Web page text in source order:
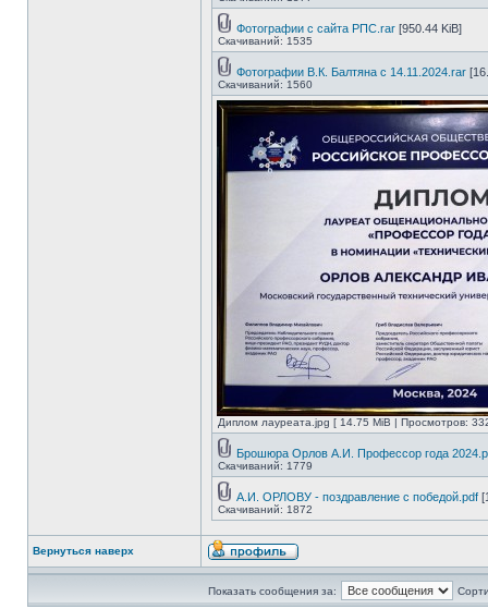
Фотографии с сайта РПС.rar [950.44 KiB]
Скачиваний: 1535
Фотографии В.К. Балтяна с 14.11.2024.rar
Скачиваний: 1560
Диплом лауреата.jpg [ 14.75 MiB | Просмотров:
Брошюра Орлов А.И. Профессор года
Скачиваний: 1779
А.И. ОРЛОВУ - поздравление с победой.pdf
Скачиваний: 1872
Вернуться наверх
Показать сообщения за: